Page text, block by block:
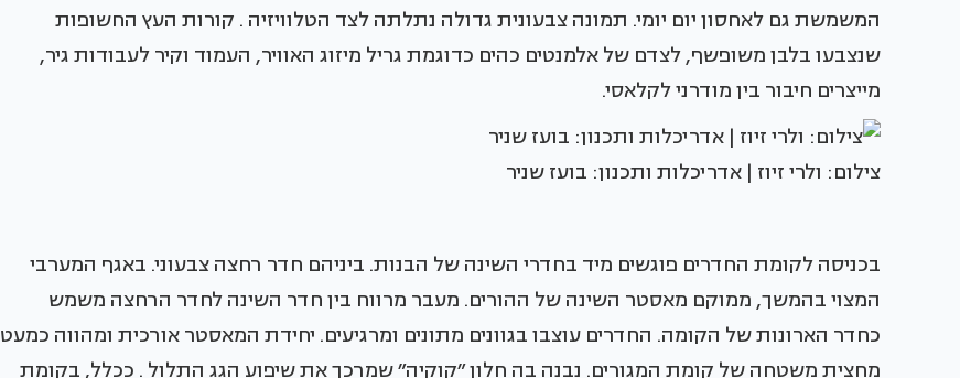
המשמשת גם לאחסון יום יומי. תמונה צבעונית גדולה נתלתה לצד הטלוויזיה . קורות העץ החשופות
שנצבעו בלבן משופשף, לצדם של אלמנטים כהים כדוגמת גריל מיזוג האוויר, העמוד וקיר לעבודות גיר,
מייצרים חיבור בין מודרני לקלאסי.
צילום: ולרי זיוז | אדריכלות ותכנון: בועז שניר
בכניסה לקומת החדרים פוגשים מיד בחדרי השינה של הבנות. ביניהם חדר רחצה צבעוני. באגף המערבי
המצוי בהמשך, ממוקם מאסטר השינה של ההורים. מעבר מרווח בין חדר השינה לחדר הרחצה משמש
כחדר הארונות של הקומה. החדרים עוצבו בגוונים מתונים ומרגיעים. יחידת המאסטר אורכית ומהווה כמעט
מחצית משטחה של קומת המגורים. נבנה בה חלון ״קוקיה״ שמרכך את שיפוע הגג התלול . ככלל, בקומת